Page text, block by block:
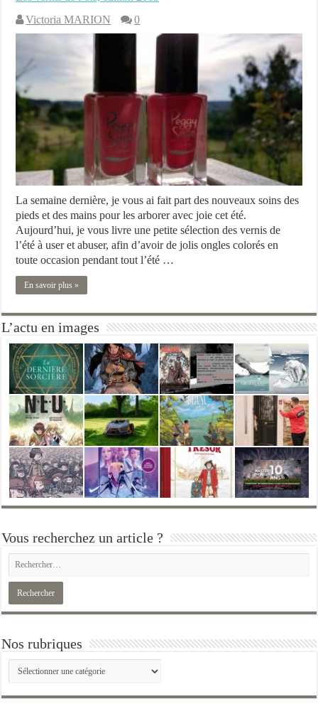
Victoria MARION
0
La semaine dernière, je vous ai fait part des nouveaux soins des
pieds et des mains pour les arborer avec joie cet été.
Aujourd’hui, je vous livre une petite sélection des vernis de
l’été à user et abuser, afin d’avoir de jolis ongles colorés en
toute occasion pendant tout l’été …
En savoir plus »
L’actu en images
Vous recherchez un article ?
Nos rubriques
Nos
rubriques